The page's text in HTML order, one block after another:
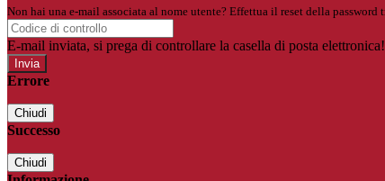
Non hai una e-mail associata al nome utente? Effettua il reset della password
E-mail inviata, si prega di controllare la casella di posta elettronica!
Errore
Chiudi
Successo
Chiudi